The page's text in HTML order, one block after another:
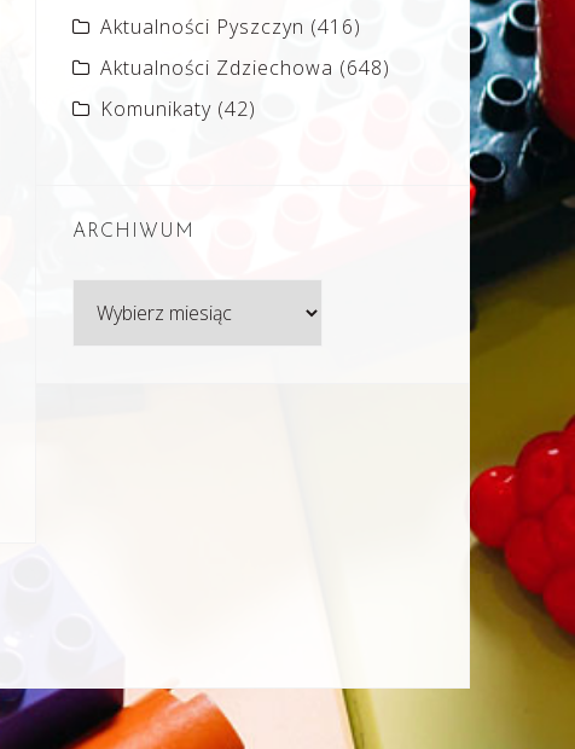
Aktualności Pyszczyn (416)
Aktualności Zdziechowa (648)
Komunikaty (42)
ARCHIWUM